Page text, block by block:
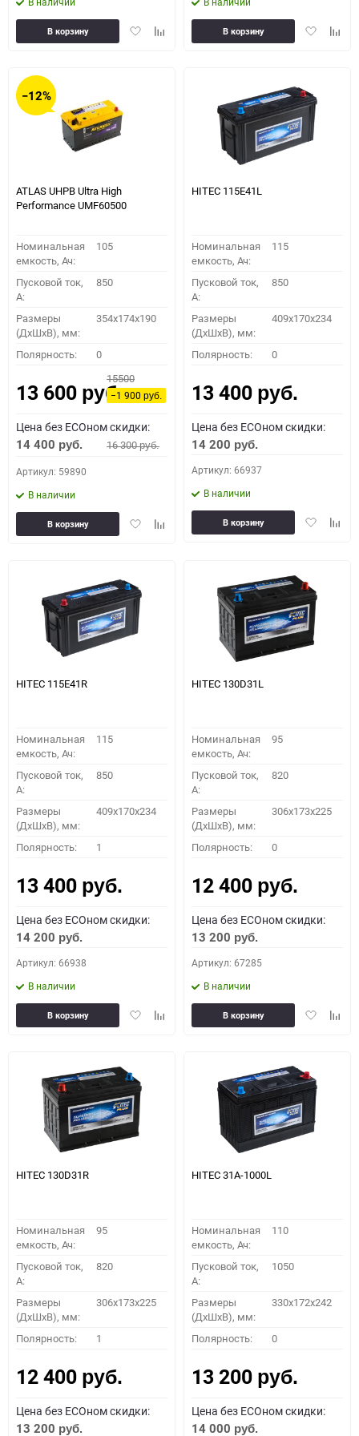
ДобавитьДобавить
В корзину
Добавить
В корзину
−12%
ATLAS UHPB Ultra High
Performance UMF60500
Номинальная
емкость, Ач:
105
Пусковой ток,
A:
850
Размеры
(ДхШхВ), мм:
354x174x190
Полярность: 0
13 600 руб.
15500
−1 900руб.
Цена без ECOном скидки:
14 400 руб. 16 300руб.
Артикул: 59890
В наличии
ДобавитьДобавить
В корзину
HITEC 115E41L
Номинальная
емкость, Ач:
115
Пусковой ток,
A:
850
Размеры
(ДхШхВ), мм:
409x170x234
Полярность: 0
13 400 руб.
Цена без ECOном скидки:
14 200 руб.
Артикул: 66937
В наличии
Добавить
В корзину
HITEC 115E41R
Номинальная
емкость, Ач:
115
Пусковой ток,
A:
850
Размеры
(ДхШхВ), мм:
409x170x234
Полярность: 1
13 400 руб.
Цена без ECOном скидки:
14 200 руб.
Артикул: 66938
В наличии
ДобавитьДобавить
В корзину
HITEC 130D31L
Номинальная
емкость, Ач:
95
Пусковой ток,
A:
820
Размеры
(ДхШхВ), мм:
306x173x225
Полярность: 0
12 400 руб.
Цена без ECOном скидки:
13 200 руб.
Артикул: 67285
В наличии
Добавить
В корзину
HITEC 130D31R
Номинальная
емкость, Ач:
95
Пусковой ток,
A:
820
Размеры
(ДхШхВ), мм:
306x173x225
Полярность: 1
12 400 руб.
Цена без ECOном скидки:
13 200 руб.
HITEC 31A-1000L
Номинальная
емкость, Ач:
110
Пусковой ток,
A:
1050
Размеры
(ДхШхВ), мм:
330x172x242
Полярность: 0
13 200 руб.
Цена без ECOном скидки:
14 000 руб.